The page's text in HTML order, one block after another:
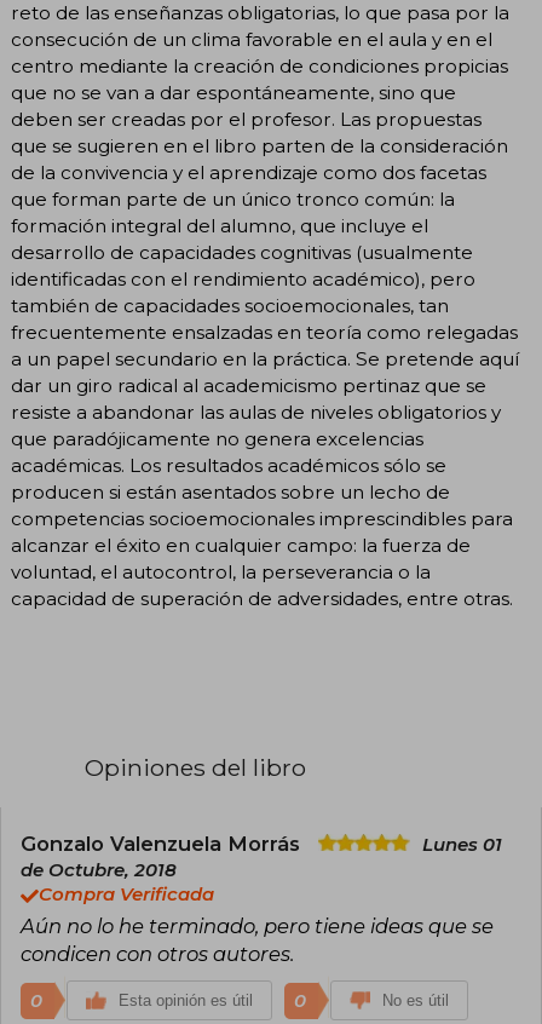
reto de las enseñanzas obligatorias, lo que pasa por la
consecución de un clima favorable en el aula y en el
centro mediante la creación de condiciones propicias
que no se van a dar espontáneamente, sino que
deben ser creadas por el profesor. Las propuestas
que se sugieren en el libro parten de la consideración
de la convivencia y el aprendizaje como dos facetas
que forman parte de un único tronco común: la
formación integral del alumno, que incluye el
desarrollo de capacidades cognitivas (usualmente
identificadas con el rendimiento académico), pero
también de capacidades socioemocionales, tan
frecuentemente ensalzadas en teoría como relegadas
a un papel secundario en la práctica. Se pretende aquí
dar un giro radical al academicismo pertinaz que se
resiste a abandonar las aulas de niveles obligatorios y
que paradójicamente no genera excelencias
académicas. Los resultados académicos sólo se
producen si están asentados sobre un lecho de
competencias socioemocionales imprescindibles para
alcanzar el éxito en cualquier campo: la fuerza de
voluntad, el autocontrol, la perseverancia o la
capacidad de superación de adversidades, entre otras.
Opiniones del libro
Gonzalo Valenzuela Morrás
Lunes 01
de Octubre, 2018
Compra Verificada
Aún no lo he terminado, pero tiene ideas que se
condicen con otros autores.
0 Esta opinión es útil 0 No es útil